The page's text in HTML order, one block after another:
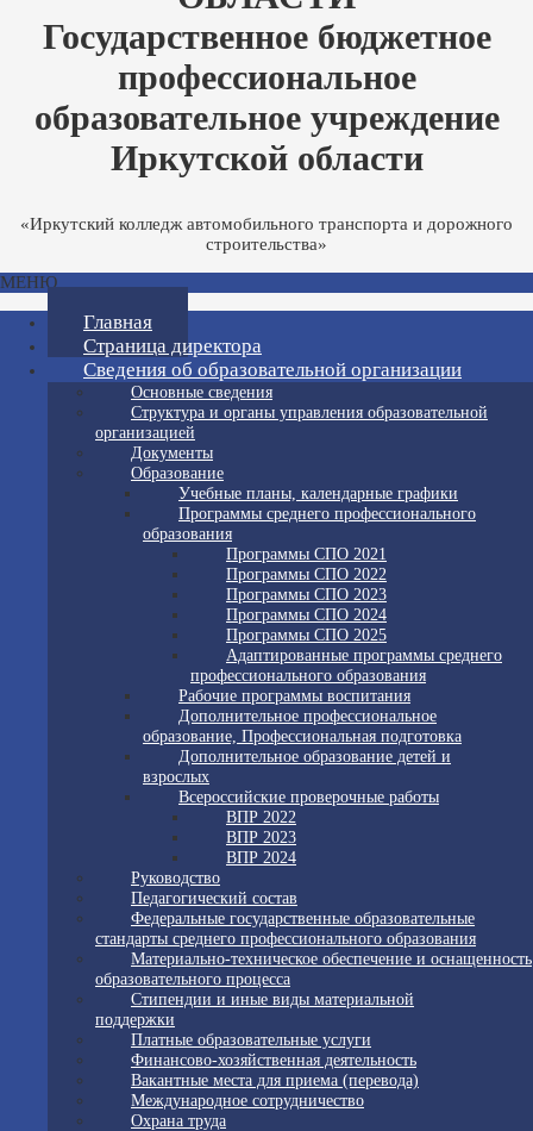
Государственное бюджетное
профессиональное
образовательное учреждение
Иркутской области
«Иркутский колледж автомобильного транспорта и дорожного
строительства»
МЕНЮ
Главная
Страница директора
Сведения об образовательной организации
Основные сведения
Структура и органы управления образовательной
организацией
Документы
Образование
Учебные планы, календарные графики
Программы среднего профессионального
образования
Программы СПО 2021
Программы СПО 2022
Программы СПО 2023
Программы СПО 2024
Программы СПО 2025
Адаптированные программы среднего
профессионального образования
Рабочие программы воспитания
Дополнительное профессиональное
образование, Профессиональная подготовка
Дополнительное образование детей и
взрослых
Всероссийские проверочные работы
ВПР 2022
ВПР 2023
ВПР 2024
Руководство
Педагогический состав
Федеральные государственные образовательные
стандарты среднего профессионального образования
Материально-техническое обеспечение и оснащенность
образовательного процесса
Стипендии и иные виды материальной
поддержки
Платные образовательные услуги
Финансово-хозяйственная деятельность
Вакантные места для приема (перевода)
Международное сотрудничество
Охрана труда